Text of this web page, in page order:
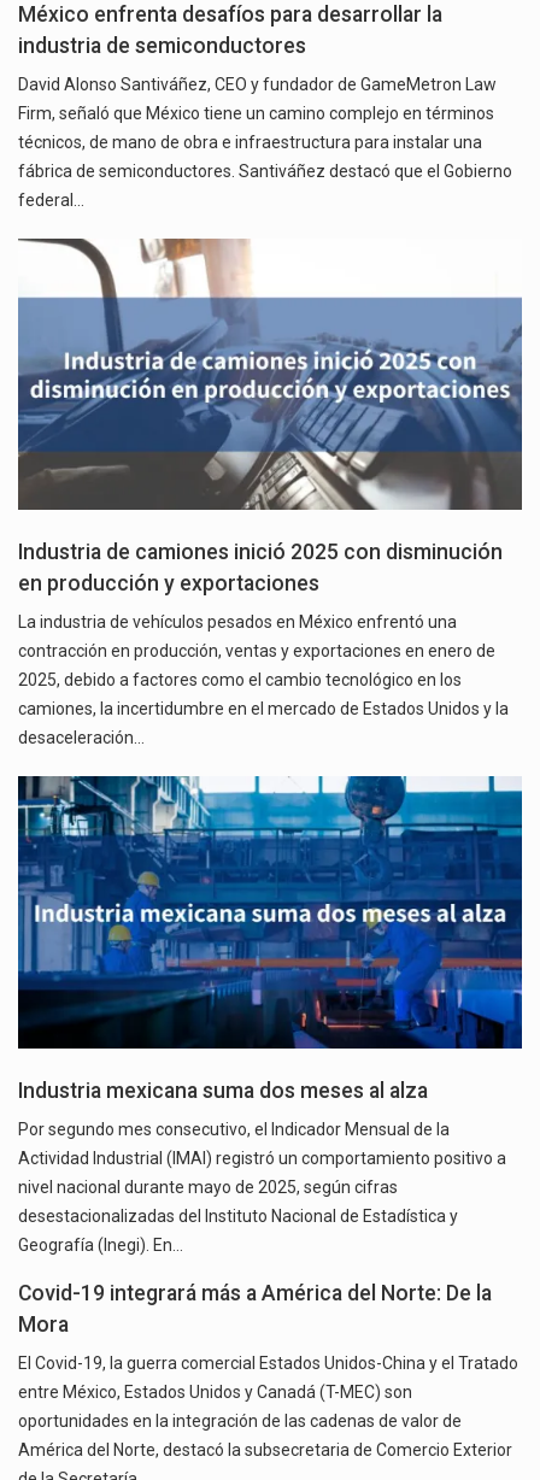
México enfrenta desafíos para desarrollar la
industria de semiconductores
David Alonso Santiváñez, CEO y fundador de GameMetron Law
Firm, señaló que México tiene un camino complejo en términos
técnicos, de mano de obra e infraestructura para instalar una
fábrica de semiconductores. Santiváñez destacó que el Gobierno
federal…
Industria de camiones inició 2025 con disminución
en producción y exportaciones
La industria de vehículos pesados en México enfrentó una
contracción en producción, ventas y exportaciones en enero de
2025, debido a factores como el cambio tecnológico en los
camiones, la incertidumbre en el mercado de Estados Unidos y la
desaceleración…
Industria mexicana suma dos meses al alza
Por segundo mes consecutivo, el Indicador Mensual de la
Actividad Industrial (IMAI) registró un comportamiento positivo a
nivel nacional durante mayo de 2025, según cifras
desestacionalizadas del Instituto Nacional de Estadística y
Geografía (Inegi). En…
Covid-19 integrará más a América del Norte: De la
Mora
El Covid-19, la guerra comercial Estados Unidos-China y el Tratado
entre México, Estados Unidos y Canadá (T-MEC) son
oportunidades en la integración de las cadenas de valor de
América del Norte, destacó la subsecretaria de Comercio Exterior